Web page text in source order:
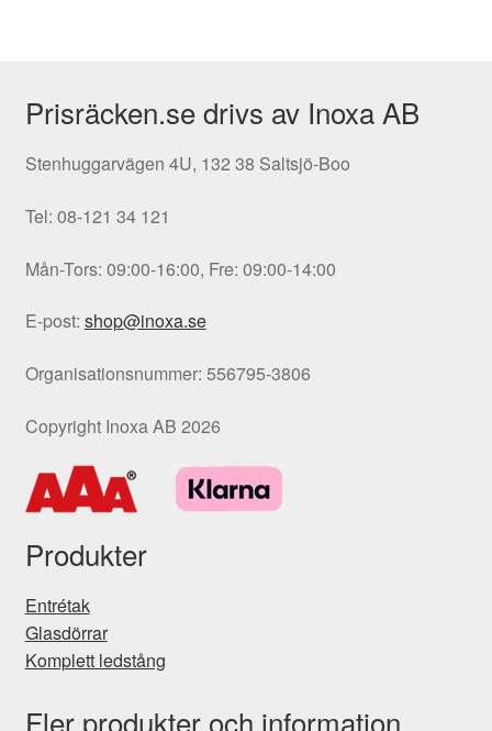
Prisräcken.se drivs av Inoxa AB
Stenhuggarvägen 4U, 132 38 Saltsjö-Boo
Tel: 08-121 34 121
Mån-Tors: 09:00-16:00, Fre: 09:00-14:00
E-post: shop@inoxa.se
Organisationsnummer: 556795-3806
Copyright Inoxa AB 2026
Produkter
Entrétak
Glasdörrar
Komplett ledstång
Fler produkter och information